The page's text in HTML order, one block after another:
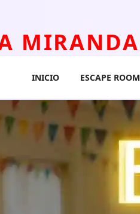
MIRANDA
INICIO ESCAPE ROOM